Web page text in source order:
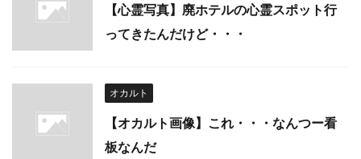
【心霊写真】廃ホテルの心霊スポット行
ってきたんだけど・・・
オカルト
【オカルト画像】これ・・・なんつー看
板なんだ